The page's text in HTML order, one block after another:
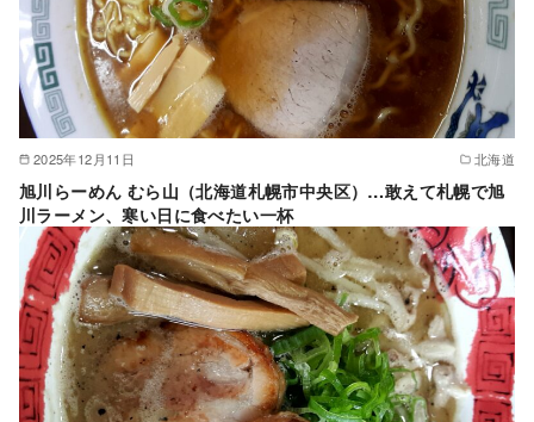
2025年12月11日 北海道
旭川らーめん むら山（北海道札幌市中央区）…敢えて札幌で旭
川ラーメン、寒い日に食べたい一杯